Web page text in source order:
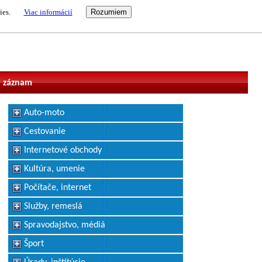
Viac informácií
Auto-moto
Cestovanie
Internetové obchody
Kultúra, umenie
Počítače, internet
Služby, remeslá
Spravodajstvo, médiá
Šport